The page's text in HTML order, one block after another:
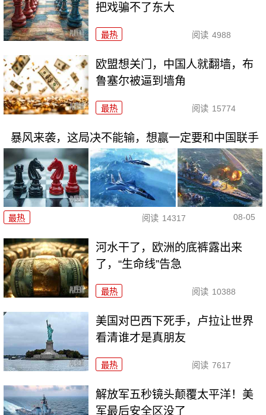
把戏骗不了东大
最热 阅读 4988
欧盟想关门，中国人就翻墙，布
鲁塞尔被逼到墙角
最热 阅读 15774
暴风来袭，这局决不能输，想赢一定要和中国联手
最热 阅读 14317 08-05
河水干了，欧洲的底裤露出来
了，“生命线”告急
最热 阅读 10388
美国对巴西下死手，卢拉让世界
看清谁才是真朋友
最热 阅读 7617
解放军五秒镜头颠覆太平洋！美
军最后安全区没了